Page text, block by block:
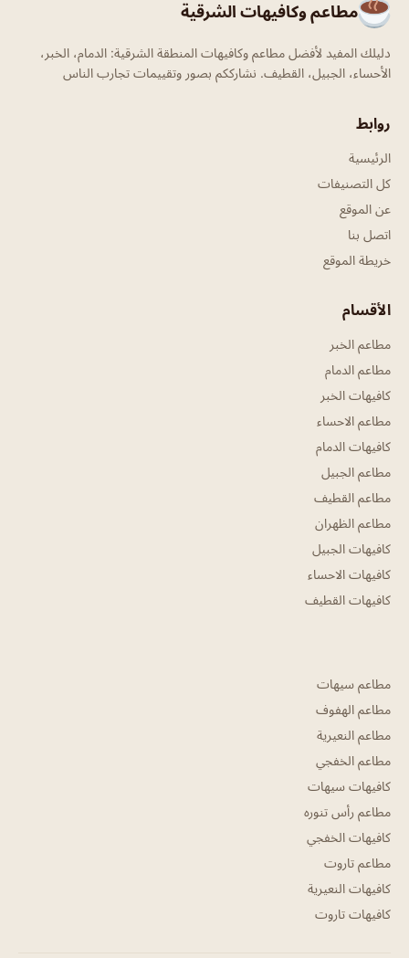
مطاعم وكافيهات الشرقية
دليلك المفيد لأفضل مطاعم وكافيهات المنطقة الشرقية: الدمام، الخبر،
الأحساء، الجبيل، القطيف. نشارككم بصور وتقييمات تجارب الناس
روابط
الرئيسية
كل التصنيفات
عن الموقع
اتصل بنا
خريطة الموقع
الأقسام
مطاعم الخبر
مطاعم الدمام
كافيهات الخبر
مطاعم الاحساء
كافيهات الدمام
مطاعم الجبيل
مطاعم القطيف
مطاعم الظهران
كافيهات الجبيل
كافيهات الاحساء
كافيهات القطيف
مطاعم سيهات
مطاعم الهفوف
مطاعم النعيرية
مطاعم الخفجي
كافيهات سيهات
مطاعم رأس تنوره
كافيهات الخفجي
مطاعم تاروت
كافيهات النعيرية
كافيهات تاروت